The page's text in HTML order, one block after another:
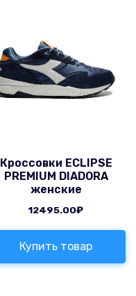
Кроссовки ECLIPSE
PREMIUM DIADORA
женские
12495.00₽
Купить товар